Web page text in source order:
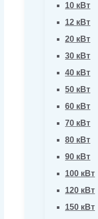
10 кВт
12 кВт
20 кВт
30 кВт
40 кВт
50 кВт
60 кВт
70 кВт
80 кВт
90 кВт
100 кВт
120 кВт
150 кВт